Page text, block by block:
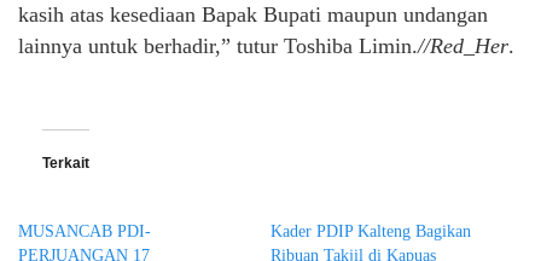
kasih atas kesediaan Bapak Bupati maupun undangan
lainnya untuk berhadir,” tutur Toshiba Limin.//Red_Her.
Terkait
MUSANCAB PDI-
PERJUANGAN 17
Kader PDIP Kalteng Bagikan
Ribuan Takjil di Kapuas